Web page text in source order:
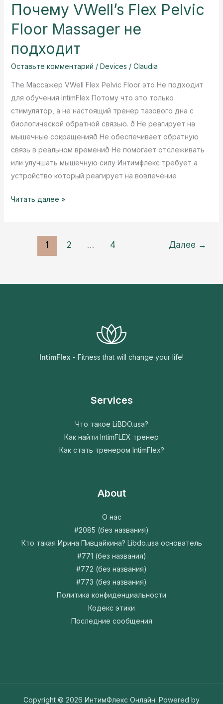
Почему VWell’s Flex Pelvic
Floor Massager не
подходит
Оставьте комментарий / Devices / Claudia
The Массажер VWell Flex Pelvic Floor это Не подходит
для обучения IntimFlex Потому что это только
стимулятор, а не настоящий тренер тазового дна с
биологической обратной связью. ð Не реагирует на
мышечные сокращенияð Не обеспечивает обратную
связь в реальном времениð Не помогает отслеживать
или улучшать мышечную силу Интимфлекс требует а
устройство который реагирует на вовлечение
Почему
Читать далее »
1 2 … 4 Далее →
IntimFlex - Fitness that will change your life!
Services
Что такое LiBDO.usa?
Как найти IntimFLEX тренер
Как стать тренером IntimFlex?
About
О нас
#2085 (без названия)
Кто такая Ирина Пивцайкина? Libdo.usa основатель
#771 (без названия)
#772 (без названия)
#773 (без названия)
Политика конфиденциальности
Кодекс этики
Последние сообщения
Copyright © 2026 ИнтимФлекс Онлайн. Powered by